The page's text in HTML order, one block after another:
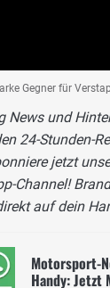
Gegner für
News und
24-Stunden-
jetzt
Channel!
auf dein
Motorsport-
Handy: